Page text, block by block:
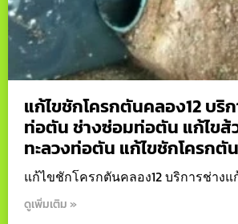
แก้ไขชักโครกตันคลอง12 บริ
ท่อตัน ช่างซ่อมท่อตัน แก้ไขส้
ทะลวงท่อตัน แก้ไขชักโครกตัน
แก้ไขชักโครกตันคลอง12 บริการช่าง
ดูเพิ่มเติม »